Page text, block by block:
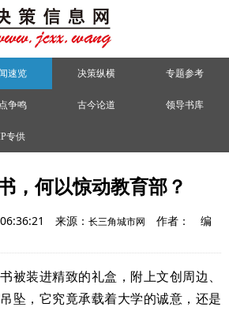
速览 决策纵横 专题参考
争鸣 古今论道 领导书库
专供
，何以惊动教育部？
来源： 长三角城市网 作者：
编
装进精致的礼盒，附上文创周边、
坠，它究竟承载着大学的诚意，还是